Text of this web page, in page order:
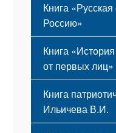
Книга
Россию»
Книга
от первых лиц»
Книга
Ильичева В.И.